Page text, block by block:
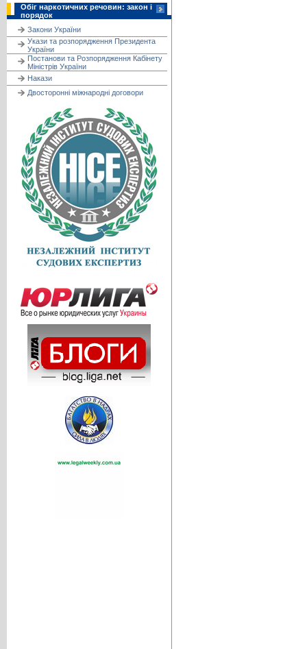
Обіг наркотичних речовин: закон і
порядок
Закони України
Укази та розпорядження Президента
України
Постанови та Розпорядження Кабінету
Міністрів України
Накази
Двосторонні міжнародні договори